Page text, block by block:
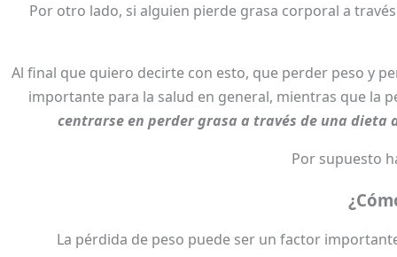
Por otro lado, si alguien pierde grasa corporal a
Al final que quiero decirte con esto, que perder peso y
importante para la salud en general, mientras que la
centrarse en perder grasa a través de una dieta
Por supuesto
La pérdida de peso puede ser un factor